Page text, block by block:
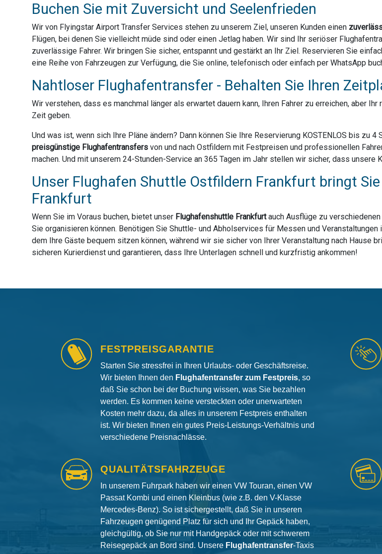
Buchen Sie mit Zuversicht und Seelenfrieden
Wir von Flyingstar Airport Transfer Services stehen zu unserem Ziel, unseren Kunden einen
Flügen, bei denen Sie vielleicht müde sind oder einen Jetlag haben. Wir sind Ihr seriöser
zuverlässige Fahrer. Wir bringen Sie sicher, entspannt und gestärkt an Ihr Ziel. Reservieren Sie
eine Reihe von Fahrzeugen zur Verfügung, die Sie online, telefonisch oder einfach per WhatsApp
Nahtloser Flughafentransfer - Behalten Sie Ihren
Wir verstehen, dass es manchmal länger als erwartet dauern kann, Ihren Fahrer zu erreichen, aber
Zeit geben.
Und was ist, wenn sich Ihre Pläne ändern? Dann können Sie Ihre Reservierung KOSTENLOS bis zu
preisgünstige Flughafentransfers von und nach Ostfildern mit Festpreisen und professionellen
machen. Und mit unserem 24-Stunden-Service an 365 Tagen im Jahr stellen wir sicher, dass unsere
Unser Flughafen Shuttle Ostfildern Frankfurt bringt
Frankfurt
Wenn Sie im Voraus buchen, bietet unser Flughafenshuttle Frankfurtauch Ausflüge zu
Sie organisieren können. Benötigen Sie Shuttle- und Abholservices für Messen und
dem Ihre Gäste bequem sitzen können, während wir sie sicher von Ihrer Veranstaltung nach Hause
sicheren Kurierdienst und garantieren, dass Ihre Unterlagen schnell und kurzfristig ankommen!
FESTPREISGARANTIE
Starten Sie stressfrei in Ihren Urlaubs- oder Geschäftsreise.
Wir bieten Ihnen den Flughafentransfer zum Festpreis, so
daß Sie schon bei der Buchung wissen, was Sie bezahlen
werden. Es kommen keine versteckten oder unerwarteten
Kosten mehr dazu, da alles in unserem Festpreis enthalten
ist. Wir bieten Ihnen ein gutes Preis-Leistungs-Verhältnis und
verschiedene Preisnachlässe.
QUALITÄTSFAHRZEUGE
In unserem Fuhrpark haben wir einen VW Touran, einen VW
Passat Kombi und einen Kleinbus (wie z.B. den V-Klasse
Mercedes-Benz). So ist sichergestellt, daß Sie in unseren
Fahrzeugen genügend Platz für sich und Ihr Gepäck haben,
gleichgültig, ob Sie nur mit Handgepäck oder mit schwerem
Reisegepäck an Bord sind. Unsere Flughafentransfer-Taxis